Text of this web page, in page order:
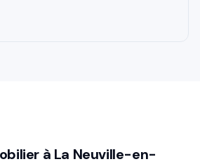
à La Neuville-en-